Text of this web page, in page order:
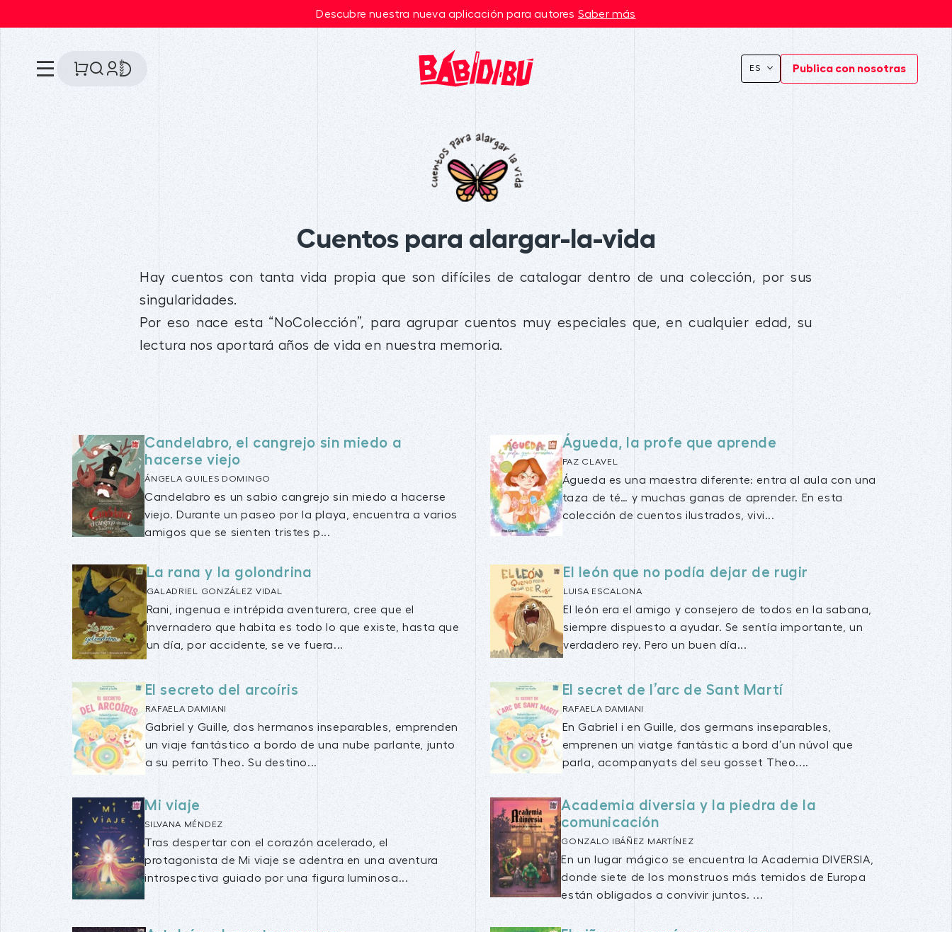
Descubre nuestra nueva aplicación para autores Saber más
ES Publica con nosotras
Cuentos para alargar-la-vida
Hay cuentos con tanta vida propia que son difíciles de catalogar dentro de una colección, por sus
singularidades.
Por eso nace esta “NoColección”, para agrupar cuentos muy especiales que, en cualquier edad, su
lectura nos aportará años de vida en nuestra memoria.
Candelabro, el cangrejo sin miedo a
hacerse viejo
ÁNGELA QUILES DOMINGO
Candelabro es un sabio cangrejo sin miedo a hacerse
viejo. Durante un paseo por la playa, encuentra a varios
amigos que se sienten tristes p...
Águeda, la profe que aprende
PAZ CLAVEL
Águeda es una maestra diferente: entra al aula con una
taza de té… y muchas ganas de aprender. En esta
colección de cuentos ilustrados, vivi...
La rana y la golondrina
GALADRIEL GONZÁLEZ VIDAL
Rani, ingenua e intrépida aventurera, cree que el
invernadero que habita es todo lo que existe, hasta que
un día, por accidente, se ve fuera...
El león que no podía dejar de rugir
LUISA ESCALONA
El león era el amigo y consejero de todos en la sabana,
siempre dispuesto a ayudar. Se sentía importante, un
verdadero rey. Pero un buen día...
El secreto del arcoíris
RAFAELA DAMIANI
Gabriel y Guille, dos hermanos inseparables, emprenden
un viaje fantástico a bordo de una nube parlante, junto
a su perrito Theo. Su destino...
El secret de l’arc de Sant Martí
RAFAELA DAMIANI
En Gabriel i en Guille, dos germans inseparables,
emprenen un viatge fantàstic a bord d’un núvol que
parla, acompanyats del seu gosset Theo....
Mi viaje
SILVANA MÉNDEZ
Tras despertar con el corazón acelerado, el
protagonista de Mi viaje se adentra en una aventura
introspectiva guiado por una figura luminosa...
Academia diversia y la piedra de la
comunicación
GONZALO IBÁÑEZ MARTÍNEZ
En un lugar mágico se encuentra la Academia DIVERSIA,
donde siete de los monstruos más temidos de Europa
están obligados a convivir juntos. ...